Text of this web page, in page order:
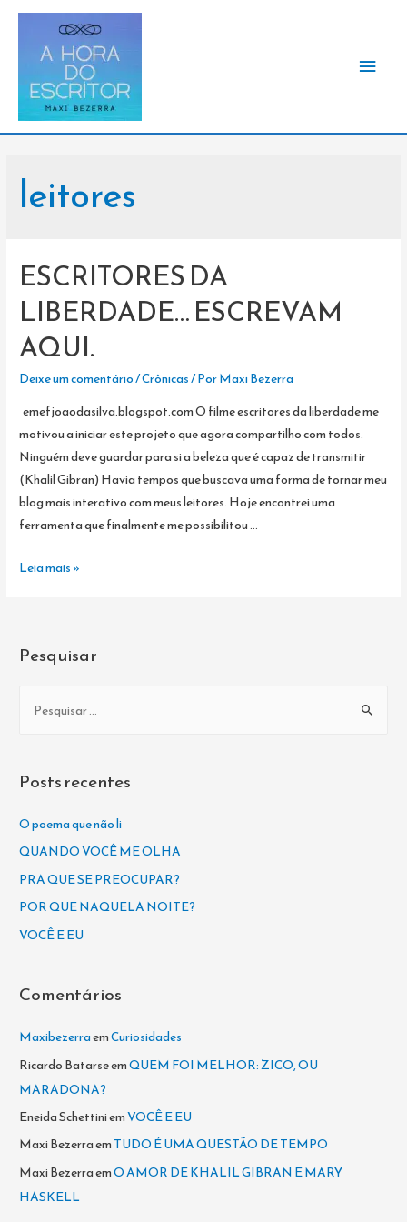
leitores
ESCRITORES DA
LIBERDADE… ESCREVAM
AQUI.
Deixe um comentário/Crônicas/ PorMaxi Bezerra
emefjoaodasilva.blogspot.com O filme escritores da liberdade me
motivou a iniciar este projeto que agora compartilho com todos.
Ninguém deve guardar para si a beleza que é capaz de transmitir
(Khalil Gibran) Havia tempos que buscava uma forma de tornar meu
blog mais interativo com meus leitores. Hoje encontrei uma
ferramenta que finalmente me possibilitou …
ESCRITORES
AQUI.
Leia mais »
Pesquisar
i
s
p
o
:
Posts recentes
O poema que não li
QUANDO VOCÊ ME OLHA
PRA QUE SE PREOCUPAR?
POR QUE NAQUELA NOITE?
VOCÊ E EU
Comentários
MaxibezerraemCuriosidades
Ricardo BatarseemQUEM FOI MELHOR: ZICO, OU
MARADONA?
Eneida SchettiniemVOCÊ E EU
Maxi Bezerraem TUDO É UMA QUESTÃO DE TEMPO
Maxi BezerraemO AMOR DE KHALIL GIBRAN E MARY
HASKELL